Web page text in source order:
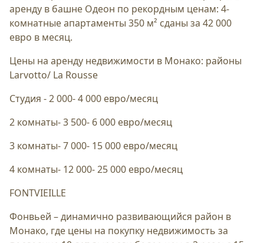
аренду в башне Одеон по рекордным ценам: 4-
комнатные апартаменты 350 м² сданы за 42 000
евро в месяц.
Цены на аренду недвижимости в Монако: районы
Larvotto/ La Rousse
Студия - 2 000- 4 000 евро/месяц
2 комнаты- 3 500- 6 000 евро/месяц
3 комнаты- 7 000- 15 000 евро/месяц
4 комнаты- 12 000- 25 000 евро/месяц
FONTVIEILLE
Фонвьей – динамично развивающийся район в
Монако, где цены на покупку недвижимость за